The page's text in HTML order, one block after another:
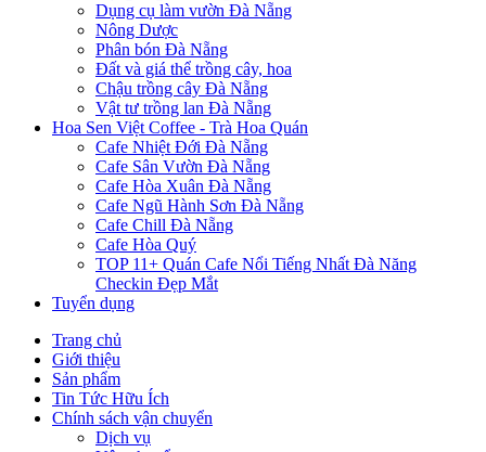
Dụng cụ làm vườn Đà Nẵng
Nông Dược
Phân bón Đà Nẵng
Đất và giá thể trồng cây, hoa
Chậu trồng cây Đà Nẵng
Vật tư trồng lan Đà Nẵng
Hoa Sen Việt Coffee - Trà Hoa Quán
Cafe Nhiệt Đới Đà Nẵng
Cafe Sân Vườn Đà Nẵng
Cafe Hòa Xuân Đà Nẵng
Cafe Ngũ Hành Sơn Đà Nẵng
Cafe Chill Đà Nẵng
Cafe Hòa Quý
TOP 11+ Quán Cafe Nổi Tiếng Nhất Đà Năng
Checkin Đẹp Mắt
Tuyển dụng
Trang chủ
Giới thiệu
Sản phẩm
Tin Tức Hữu Ích
Chính sách vận chuyển
Dịch vụ